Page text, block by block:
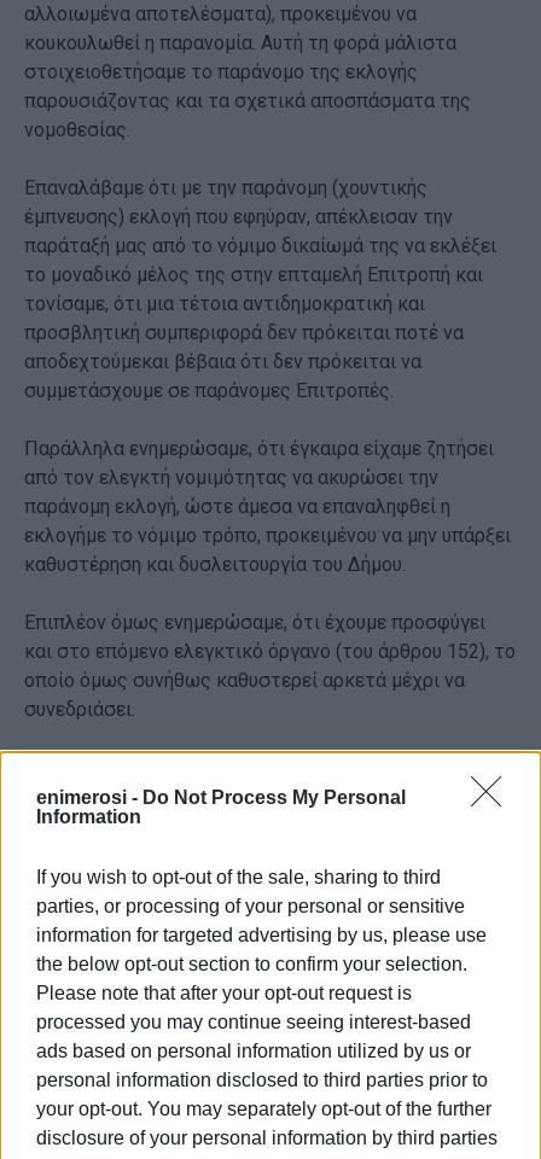
enimerosi - Do Not Process My Personal
Information
If you wish to opt-out of the sale, sharing to third
parties, or processing of your personal or sensitive
information for targeted advertising by us, please use
the below opt-out section to confirm your selection.
Please note that after your opt-out request is
processed you may continue seeing interest-based
ads based on personal information utilized by us or
personal information disclosed to third parties prior to
your opt-out. You may separately opt-out of the further
disclosure of your personal information by third parties
αλλοιωμένα αποτελέσματα), προκειμένου να
κουκουλωθεί η παρανομία. Αυτή τη φορά μάλιστα
στοιχειοθετήσαμε το παράνομο της εκλογής
παρουσιάζοντας και τα σχετικά αποσπάσματα της
νομοθεσίας.
Επαναλάβαμε ότι με την παράνομη (χουντικής
έμπνευσης) εκλογή που εφηύραν, απέκλεισαν την
παράταξή μας από το νόμιμο δικαίωμά της να εκλέξει
το μοναδικό μέλος της στην επταμελή Επιτροπή και
τονίσαμε, ότι μια τέτοια αντιδημοκρατική και
προσβλητική συμπεριφορά δεν πρόκειται ποτέ να
αποδεχτούμεκαι βέβαια ότι δεν πρόκειται να
συμμετάσχουμε σε παράνομες Επιτροπές.
Παράλληλα ενημερώσαμε, ότι έγκαιρα είχαμε ζητήσει
από τον ελεγκτή νομιμότητας να ακυρώσει την
παράνομη εκλογή, ώστε άμεσα να επαναληφθεί η
εκλογήμε το νόμιμο τρόπο, προκειμένου να μην υπάρξει
καθυστέρηση και δυσλειτουργία του Δήμου.
Επιπλέον όμως ενημερώσαμε, ότι έχουμε προσφύγει
και στο επόμενο ελεγκτικό όργανο (του άρθρου 152), το
οποίο όμως συνήθως καθυστερεί αρκετά μέχρι να
συνεδριάσει.
επανάληψη της εκλογής οφείλεται αποκλειστικά στη
Δημοτική Αρχή, η οποία εθελοτυφλεί και δεν θέλει να
ίσως, ότι θα κερδίσει την προσφυγή…
Δυστυχώς όμως έτσι βάζει μόνη της μπουρλότο στη
λειτουργία του Δήμου, αφού όσο πιο πολύ καθυστερεί η
ακύρωση της παράνομης Επιτροπής, τόσο
περισσότερες αποφάσεις της θα ακυρωθούν με μόνη
πλέον δυνατότητα να επανέλθουν εκ νέου και
καθυστερημέναως θέματα σε συνεδρίαση της νόμιμα
εκλεγμένης Επιτροπής που θα προκύψει από
τηνεπανάληψη της εκλογής.